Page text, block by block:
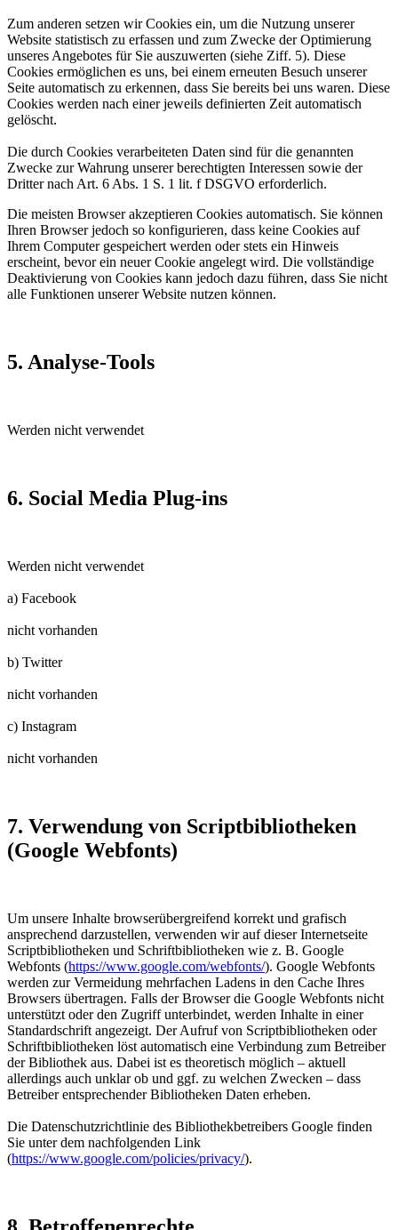
Zum anderen setzen wir Cookies ein, um die Nutzung unserer
Website statistisch zu erfassen und zum Zwecke der Optimierung
unseres Angebotes für Sie auszuwerten (siehe Ziff. 5). Diese
Cookies ermöglichen es uns, bei einem erneuten Besuch unserer
Seite automatisch zu erkennen, dass Sie bereits bei uns waren. Diese
Cookies werden nach einer jeweils definierten Zeit automatisch
gelöscht.
Die durch Cookies verarbeiteten Daten sind für die genannten
Zwecke zur Wahrung unserer berechtigten Interessen sowie der
Dritter nach Art. 6 Abs. 1 S. 1 lit. f DSGVO erforderlich.
Die meisten Browser akzeptieren Cookies automatisch. Sie können
Ihren Browser jedoch so konfigurieren, dass keine Cookies auf
Ihrem Computer gespeichert werden oder stets ein Hinweis
erscheint, bevor ein neuer Cookie angelegt wird. Die vollständige
Deaktivierung von Cookies kann jedoch dazu führen, dass Sie nicht
alle Funktionen unserer Website nutzen können.
5. Analyse-Tools
Werden nicht verwendet
6. Social Media Plug-ins
Werden nicht verwendet
a) Facebook
nicht vorhanden
b) Twitter
nicht vorhanden
c) Instagram
nicht vorhanden
7. Verwendung von Scriptbibliotheken
(Google Webfonts)
Um unsere Inhalte browserübergreifend korrekt und grafisch
ansprechend darzustellen, verwenden wir auf dieser Internetseite
Scriptbibliotheken und Schriftbibliotheken wie z. B. Google
Webfonts (https://www.google.com/webfonts/). Google Webfonts
werden zur Vermeidung mehrfachen Ladens in den Cache Ihres
Browsers übertragen. Falls der Browser die Google Webfonts nicht
unterstützt oder den Zugriff unterbindet, werden Inhalte in einer
Standardschrift angezeigt. Der Aufruf von Scriptbibliotheken oder
Schriftbibliotheken löst automatisch eine Verbindung zum Betreiber
der Bibliothek aus. Dabei ist es theoretisch möglich – aktuell
allerdings auch unklar ob und ggf. zu welchen Zwecken – dass
Betreiber entsprechender Bibliotheken Daten erheben.
Die Datenschutzrichtlinie des Bibliothekbetreibers Google finden
Sie unter dem nachfolgenden Link
(https://www.google.com/policies/privacy/).